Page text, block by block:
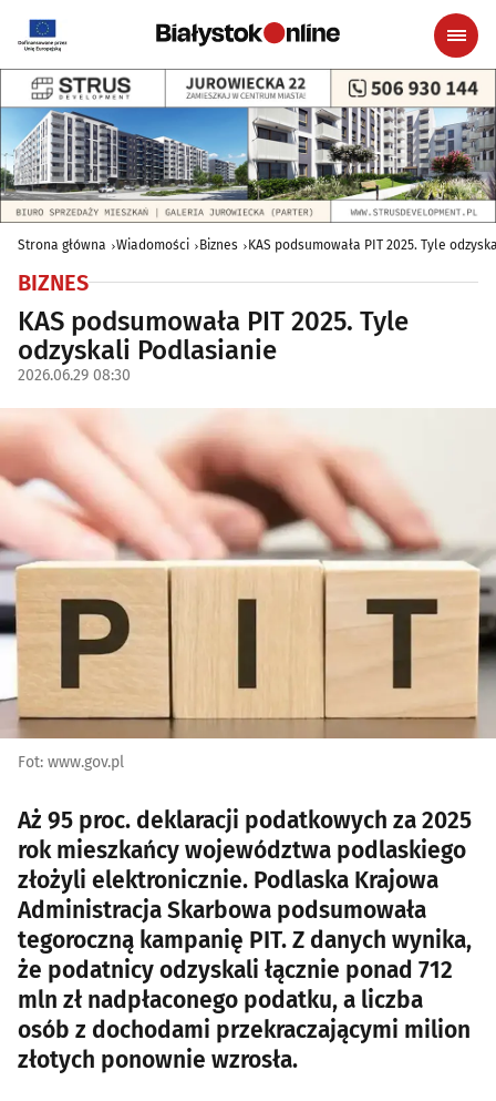
Strona główna Wiadomości Biznes KAS podsumowała PIT 2025. Tyle
BIZNES
KAS podsumowała PIT 2025. Tyle
odzyskali Podlasianie
2026.06.29 08:30
Fot: www.gov.pl
Aż 95 proc. deklaracji podatkowych za 2025
rok mieszkańcy województwa podlaskiego
złożyli elektronicznie. Podlaska Krajowa
Administracja Skarbowa podsumowała
tegoroczną kampanię PIT. Z danych wynika,
że podatnicy odzyskali łącznie ponad 712
mln zł nadpłaconego podatku, a liczba
osób z dochodami przekraczającymi milion
złotych ponownie wzrosła.